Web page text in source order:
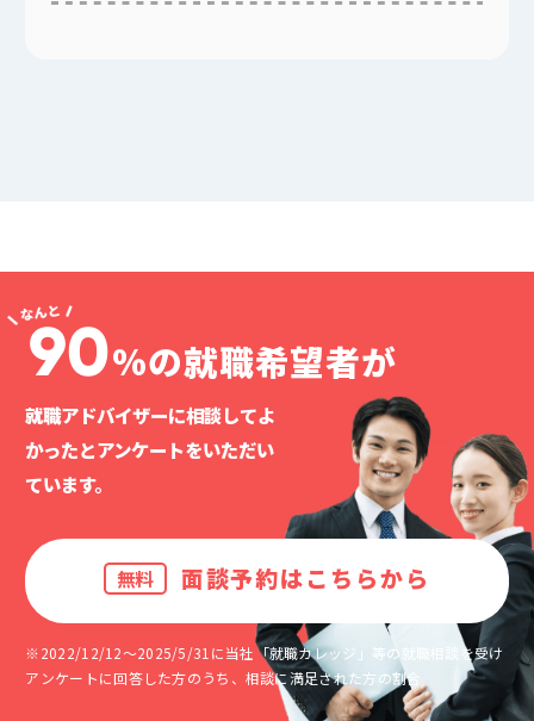
90%の就職希望者が
就職アドバイザーに相談してよ
かったとアンケートをいただい
ています。
無料 面談予約はこちらから
※2022/12/12～2025/5/31に当社「就職カレッジ」等の就職相談を受け
アンケートに回答した方のうち、相談に満足された方の割合